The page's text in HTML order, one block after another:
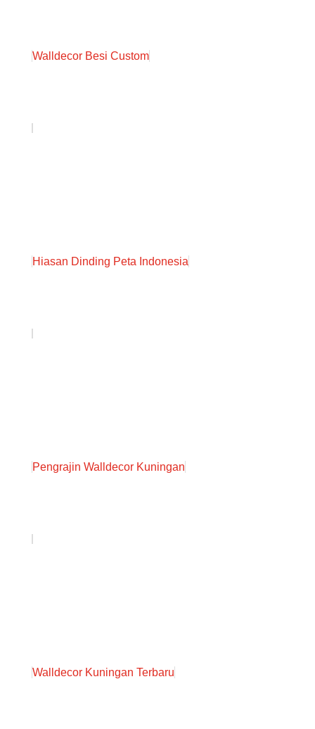
Walldecor Besi Custom
Hiasan Dinding Peta Indonesia
Pengrajin Walldecor Kuningan
Walldecor Kuningan Terbaru